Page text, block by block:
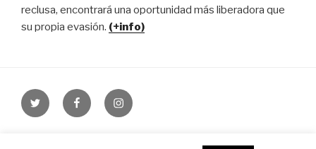
reclusa, encontrará una oportunidad más liberadora que
su propia evasión. (+info)
Twitter FacebookInstagram